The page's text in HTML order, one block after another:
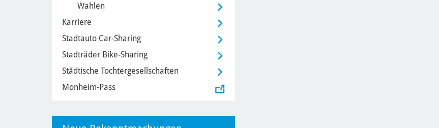
Wahlen
Karriere
Stadtauto Car-Sharing
Stadträder Bike-Sharing
Städtische Tochtergesellschaften
Monheim-Pass